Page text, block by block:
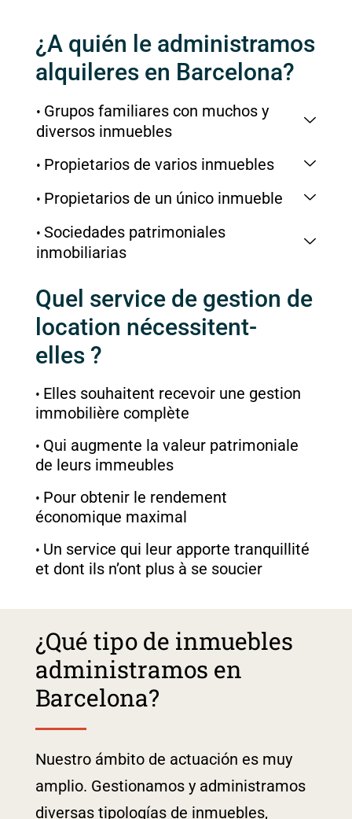
¿A quién le administramos
alquileres en Barcelona?
Grupos familiares​ con muchos y
diversos inmuebles
Propietarios de varios inmuebles
Propietarios de un único inmueble
Sociedades patrimoniales
inmobiliarias
Quel service de gestion de
location nécessitent-
elles ?
Elles souhaitent recevoir une gestion
immobilière complète
Qui augmente la valeur patrimoniale
de leurs immeubles
Pour obtenir le rendement
économique maximal
Un service qui leur apporte tranquillité
et dont ils n’ont plus à se soucier
¿Qué tipo de inmuebles
administramos en
Barcelona?
Nuestro ámbito de actuación es muy
amplio. Gestionamos y administramos
diversas tipologías de inmuebles,